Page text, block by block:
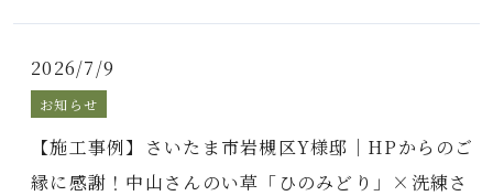
2026/7/9
お知らせ
【施工事例】さいたま市岩槻区Y様邸｜HPからのご
縁に感謝！中山さんのい草「ひのみどり」×洗練さ